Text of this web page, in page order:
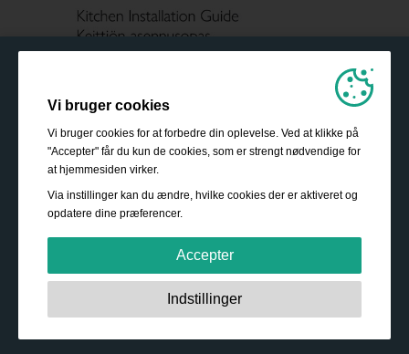
Vi bruger cookies
Vi bruger cookies for at forbedre din oplevelse. Ved at klikke på
"Accepter" får du kun de cookies, som er strengt nødvendige for
at hjemmesiden virker.
Via instillinger kan du ændre, hvilke cookies der er aktiveret og
opdatere dine præferencer.
Accepter
Strengt nødvendige:
Disse cookies er essentielle for at
sikre grundlæggende funktionalitet såsom navigation,
Indstillinger